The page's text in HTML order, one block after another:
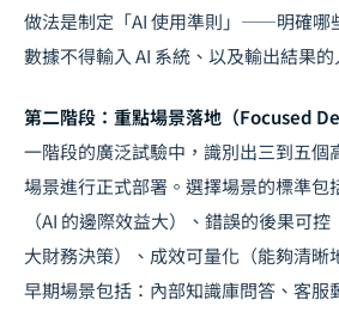
做法是制定「AI 使用準則」——明確哪
數據不得輸入 AI 系統、以及輸出結果的
第二階段：重點場景落地（Focused
一階段的廣泛試驗中，識別出三到五個
場景進行正式部署。選擇場景的標準包
（AI 的邊際效益大）、錯誤的後果可
大財務決策）、成效可量化（能夠清晰
早期場景包括：內部知識庫問答、客服